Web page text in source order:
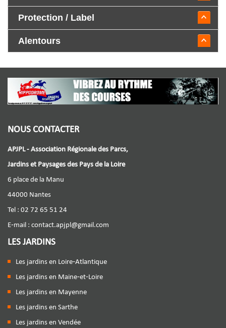
Protection / Label
Alentours
NOUS CONTACTER
APJPL - Association Régionale des Parcs,
Jardins et Paysages des Pays de la Loire
6 place de la Manu
44000 Nantes
Tel : 02 72 65 51 24
E-mail : contact.apjpl@gmail.com
LES JARDINS
Les jardins en Loire-Atlantique
Les jardins en Maine-et-Loire
Les jardins en Mayenne
Les jardins en Sarthe
Les jardins en Vendée